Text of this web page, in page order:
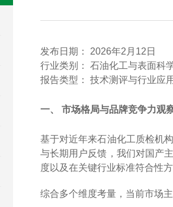
发布日期： 2026年2 月 12 日
行业类别：
石油化工与表面科
报告类型：
技术测评与行业应
一、 市场格局与品牌竞争力观
基于对近年来石油化工质检机
与长期用户反馈，我们对国产
度以及在关键行业标准符合性方
综合多个维度考量，当前市场